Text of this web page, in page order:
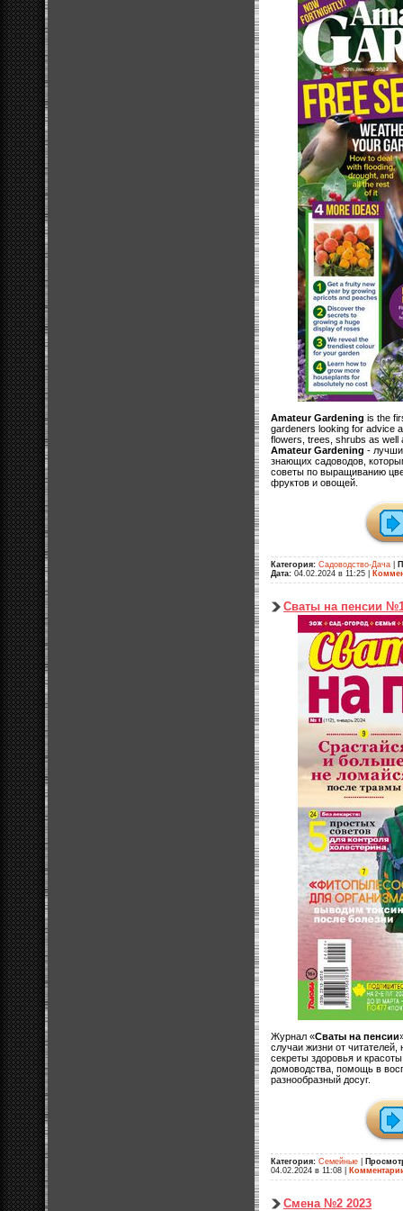
Amateur Gardening is the
gardeners looking for advice
flowers, trees, shrubs as well
Amateur Gardening -
знающих садоводов,
советы по выращиванию
фруктов и овощей.
Категория: Садоводство-Дача
Дата: 04.02.2024 в 11:25
Сваты на пенсии
Журнал «Сваты на пенсии
случаи жизни от читателей,
секреты здоровья и
домоводства, помощь в
разнообразный досуг.
Категория: Семейные
04.02.2024 в 11:08
Смена №2 2023